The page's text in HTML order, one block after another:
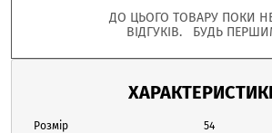
ДО ЦЬОГО ТОВАРУ ПОКИ
ВІДГУКІВ. БУДЬ
Розмір 54